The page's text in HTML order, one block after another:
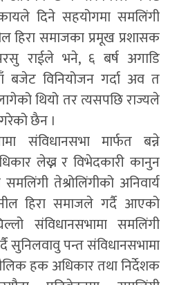
दिने सहयोगमा समलिंगी
हिरा समाजका प्रमूख प्रशासक
राईले भने, ६ बर्ष अगाडि
विनियोजन गर्दा अव त
थियो तर त्यसपछि राज्यले
छैन ।
संविधानसभा मार्फत बन्ने
लेख्न र विभेदकारी कानुन
तेश्रोलिंगीको अनिवार्य
नील हिरा समाजले गर्दै आएको
संविधानसभामा समलिंगी
सुनिलवावु पन्त संविधानसभामा
हक अधिकार तथा निर्देशक